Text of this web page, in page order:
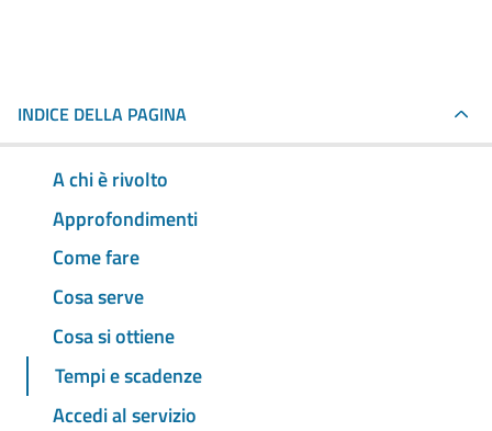
INDICE DELLA PAGINA
A chi è rivolto
Approfondimenti
Come fare
Cosa serve
Cosa si ottiene
Tempi e scadenze
Accedi al servizio